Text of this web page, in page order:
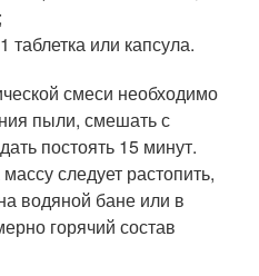
таблетка или капсула.
смеси необходимо
пыли, смешать с
постоять 15 минут.
следует растопить,
водяной бане или в
горячий состав